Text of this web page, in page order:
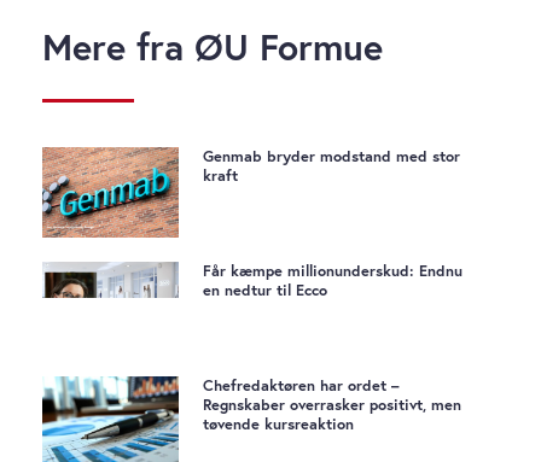
Mere fra ØU Formue
Genmab bryder modstand med stor
kraft
Får kæmpe millionunderskud: Endnu
en nedtur til Ecco
Chefredaktøren har ordet –
Regnskaber overrasker positivt, men
tøvende kursreaktion